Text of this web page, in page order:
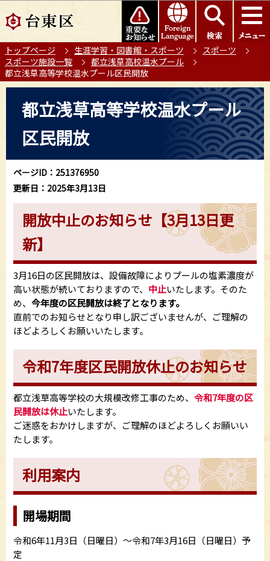
の
ー
ジ
の
このページの本文へ移動
トップページ 生涯学習・図書館・スポーツ
スポーツ
スポーツ施設一覧
都立浅草高校温水プール
都立浅草高等学校温水プール区民開放
ら
都立浅草高等学校温水プール
区民開放
ページID：251376950
更新日：2025年3月13日
開放中止のお知らせ【3月13日更
新】
3月16日の区民開放は、設備故障によりプールの塩素濃度が
高い状態が続いておりますので、 中止いたします。そのた
め、 今年度の区民開放は終了となります。
直前でのお知らせとなり申し訳ございませんが、ご理解の
ほどよろしくお願いいたします。
令和7年度区民開放休止のお知らせ
都立浅草高等学校の大規模改修工事のため、 令和7年度の区
民開放は休止いたします。
ご迷惑をおかけしますが、ご理解のほどよろしくお願いい
たします。
利用案内
開場期間
令和6年11月3日（日曜日）～令和7年3月16日（日曜日）予
定